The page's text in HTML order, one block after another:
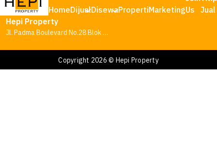
HomeDijualDisewaPropertiMarketingUs
Jual
Hepi Property
Jl. Padma Boulevard No.28 Blok AA1, Tambakharjo, Kec. Semarang Barat, Kota Semarang, Jawa Tengah 50145
Copyright 2026 © Hepi Property